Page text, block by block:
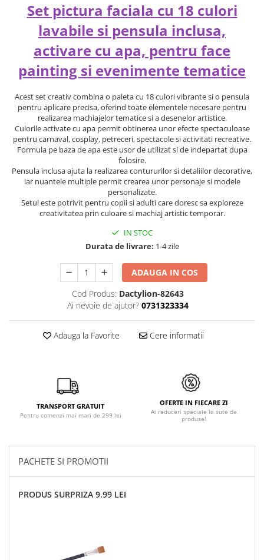
Set pictura faciala cu 18 culori
lavabile si pensula inclusa,
activare cu apa, pentru face
painting si evenimente tematice
Acest set creativ combina o paleta cu 18 culori vibrante si o pensula
pentru aplicare precisa, oferind toate elementele necesare pentru
realizarea machiajelor tematice si a desenelor artistice.
Culorile activate cu apa permit obtinerea unor efecte spectaculoase
pentru carnaval, cosplay, petreceri, spectacole si activitati recreative.
Formula pe baza de apa este usor de utilizat si de indepartat dupa
folosire.
Pensula inclusa ajuta la realizarea contururilor si detaliilor decorative,
iar nuantele multiple permit crearea unor personaje si modele
personalizate.
Setul este potrivit pentru copii si adulti care doresc sa exploreze
creativitatea prin culoare si machiaj artistic temporar.
IN STOC
Durata de livrare: 1-4 zile
ADAUGA IN COS
Cod Produs: Dactylion-82643
Ai nevoie de ajutor? 0731323334
Adauga la Favorite Cere informatii
TRANSPORT GRATUIT
Pentru comenzi mai mari de 299 lei
OFERTE IN FIECARE ZI
Ai reduceri speciale la sute de
produse!
PACHETE SI PROMOTII
PRODUS SURPRIZA 9.99 LEI